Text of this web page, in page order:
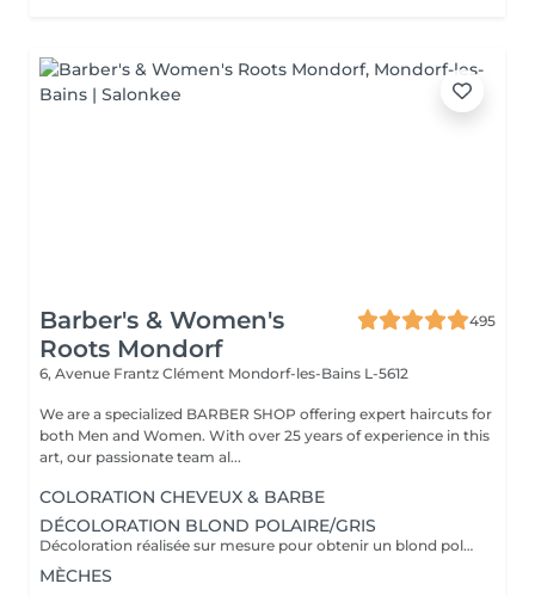
Barber's & Women's
Roots Mondorf
495
6, Avenue Frantz Clément Mondorf-les-Bains L-5612
We are a specialized BARBER SHOP offering expert haircuts for
both Men and Women. With over 25 years of experience in this
art, our passionate team al...
COLORATION CHEVEUX & BARBE
DÉCOLORATION BLOND POLAIRE/GRIS
Décoloration réalisée sur mesure pour obtenir un blond polaire ,gris ou toute autre nuance claire . la prestation est adaptée à l'état et à la nature de vos cheveux afin de préserver leur qualité. Un devis personnalisé sera établi avant toute prestation , le tarif pouvant varier selon la longueur des cheveux ,l'épaisseur et le travail a réaliser .
MÈCHES